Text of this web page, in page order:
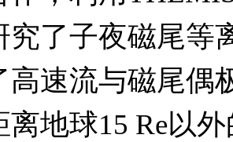
究了子夜磁尾等
高速流与磁尾偶
离地球15 Re以